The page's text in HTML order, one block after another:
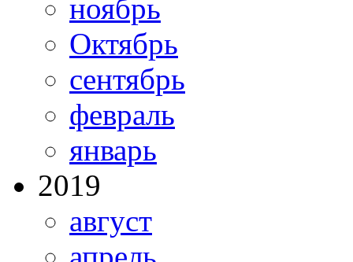
ноябрь
Октябрь
сентябрь
февраль
январь
2019
август